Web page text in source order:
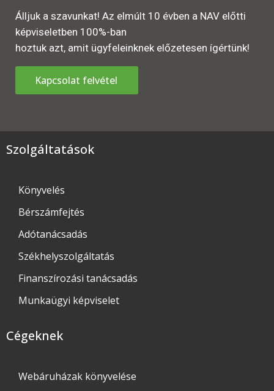
Álljuk a szavunkat! Az elmúlt 10 évben a NAV előtti
képviseletben 100%-ban
hoztuk azt, amit ügyfeleinknek előzetesen ígértünk!
Kapcsolat felvétel
Szolgáltatások
Könyvelés
Bérszámfejtés
Adótanácsadás
Székhelyszolgáltatás
Finanszírozási tanácsadás
Munkaügyi képviselet
Cégeknek
Webáruházak könyvelése